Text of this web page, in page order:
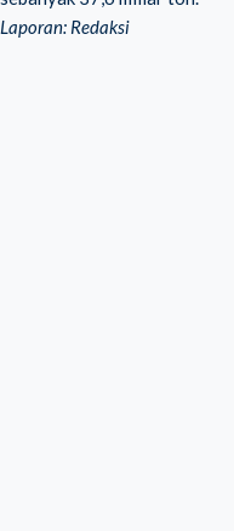
Laporan: Redaksi